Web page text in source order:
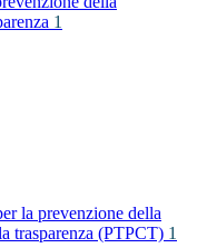
1
la prevenzione della
trasparenza (PTPCT) 1